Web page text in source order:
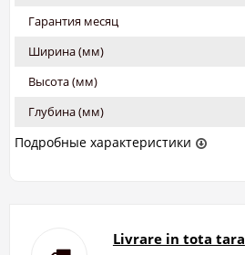
Гарантия месяц
Ширина (мм)
Высота (мм)
Глубина (мм)
Подробные характеристики
Livrare in tota tara